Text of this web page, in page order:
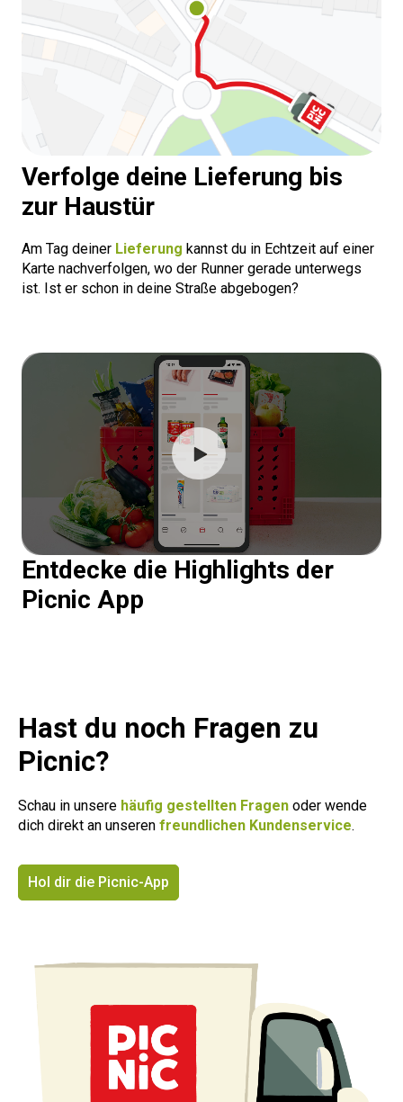
Verfolge deine Lieferung bis
zur Haustür
Am Tag deiner Lieferung kannst du in Echtzeit auf einer
Karte nachverfolgen, wo der Runner gerade unterwegs
ist. Ist er schon in deine Straße abgebogen?
Entdecke die Highlights der
Picnic App
Hast du noch Fragen zu
Picnic?
Schau in unsere häufig gestellten Fragen oder wende
dich direkt an unseren freundlichen Kundenservice.
Hol dir die Picnic-App